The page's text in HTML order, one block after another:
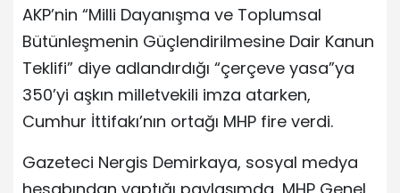
AKP’nin “Milli Dayanışma ve Toplumsal
Bütünleşmenin Güçlendirilmesine Dair Kanun
Teklifi” diye adlandırdığı “çerçeve yasa”ya
350’yi aşkın milletvekili imza atarken,
Cumhur İttifakı’nın ortağı MHP fire verdi.
Gazeteci Nergis Demirkaya, sosyal medya